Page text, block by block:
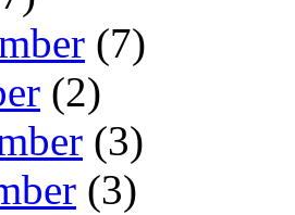
(7)
(2)
(3)
(3)